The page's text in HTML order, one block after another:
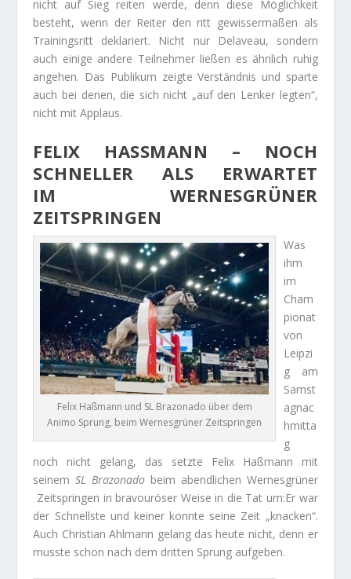
nicht auf Sieg reiten werde, denn diese Möglichkeit
besteht, wenn der Reiter den ritt gewissermaßen als
Trainingsritt deklariert. Nicht nur Delaveau, sondern
auch einige andere Teilnehmer ließen es ähnlich ruhig
angehen. Das Publikum zeigte Verständnis und sparte
auch bei denen, die sich nicht „auf den Lenker legten“,
nicht mit Applaus.
FELIX HASSMANN – NOCH S
CHNELLER ALS ERWARTET I
M WERNESGRÜNER Z
EITSPRINGEN
Felix Haßmann und SL Brazonado über dem
Animo Sprung, beim Wernesgrüner Zeitspringen
Was
ihm
im
Cham
pionat
von
Leipzi
g am
Samst
agnac
hmitta
g
noch nicht gelang, das setzte Felix Haßmann mit
seinem SL Brazonado beim abendlichen Wernesgrüner
Zeitspringen in bravouröser Weise in die Tat um:Er war
der Schnellste und keiner konnte seine Zeit „knacken“.
Auch Christian Ahlmann gelang das heute nicht, denn er
musste schon nach dem dritten Sprung aufgeben.